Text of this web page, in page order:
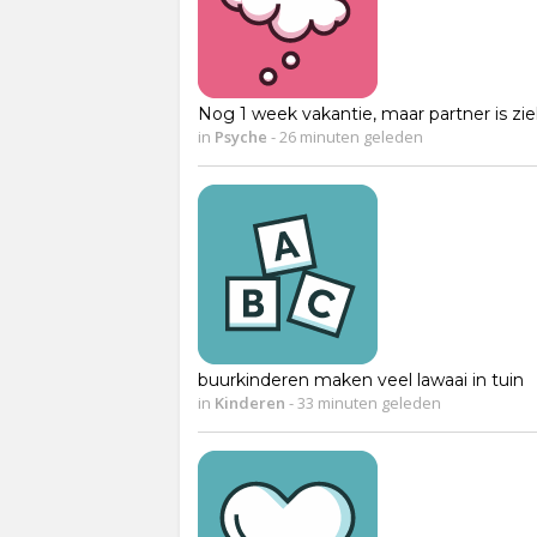
Nog 1 week vakantie, maar partner is
in Psyche -26 minuten geleden
buurkinderen maken veel lawaai in tuin
in Kinderen -33 minuten geleden